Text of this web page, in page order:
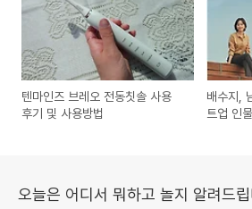
텐마인즈 브레오 전동칫솔 사용
후기 및 사용방법
배수지,
트업 인
오늘은 어디서 뭐하고 놀지 알려드